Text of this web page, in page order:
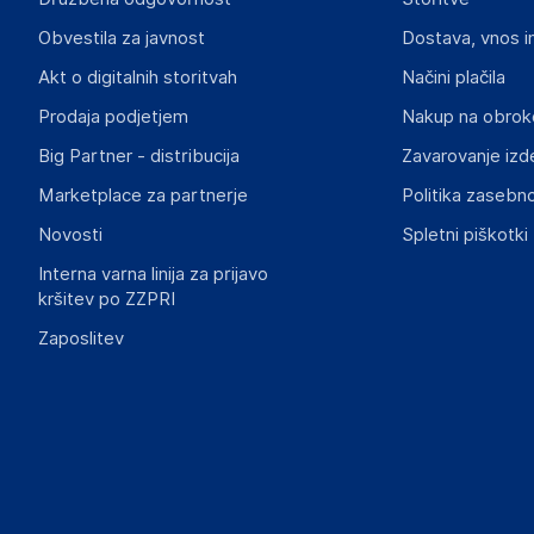
Dugoselska ulica 5 , 10372 Rugvica
Croatia
Obvestila za javnost
Akt o digitalnih storitvah
Prodaja podjetjem
Big Partner - distribucija
Marketplace za partnerje
Novosti
Interna varna linija za prijavo
kršitev po ZZPRI
Zaposlitev
Dostava, vnos
Načini plačila
Nakup na
Zavarovanje
Politika
Spletni piškotki